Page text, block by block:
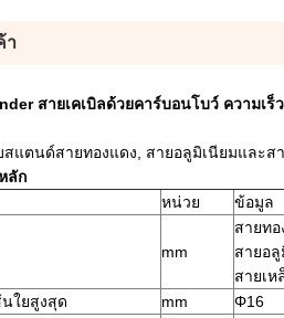
า
สายเคเบิลด้วยคาร์บอนโบว์ ความเ
สแตนด์สายทองแดง, สายอลูมิเนียมและส
ลัก
หน่วย ข้อมูล
mm
สายท
สายอ
สายเ
นใยสูงสุด
mm Φ16